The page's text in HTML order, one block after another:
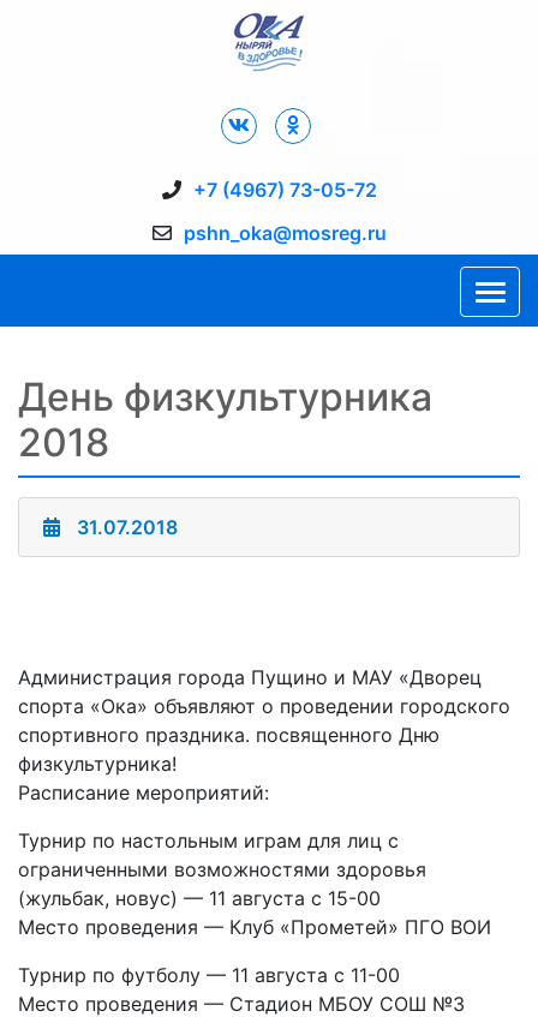
+7 (4967) 73-05-72
pshn_oka@mosreg.ru
День физкультурника
2018
31.07.2018
Администрация города Пущино и МАУ «Дворец
спорта «Ока» объявляют о проведении городского
спортивного праздника. посвященного Дню
физкультурника!
Расписание мероприятий:
Турнир по настольным играм для лиц с
ограниченными возможностями здоровья
(жульбак, новус) — 11 августа с 15-00
Место проведения — Клуб «Прометей» ПГО ВОИ
Турнир по футболу — 11 августа с 11-00
Место проведения — Стадион МБОУ СОШ №3